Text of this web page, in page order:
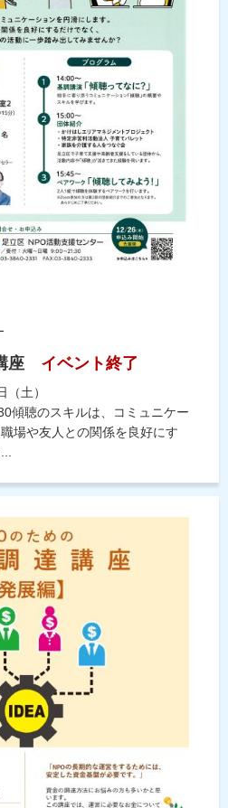
座 イベント終了
土）
傾聴のスキルは、コミュニケー
場や友人との関係を良好にす